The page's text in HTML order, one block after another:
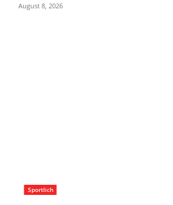
August 8, 2026
Sportlich